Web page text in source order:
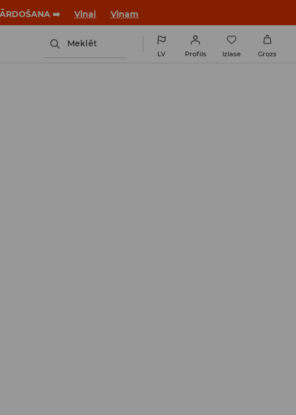
➡️ Viņai Viņam
Meklēt
LV Profils Izlase Grozs